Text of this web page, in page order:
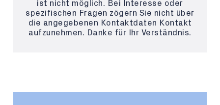
ist nicht möglich. Bei Interesse oder
spezifischen Fragen zögern Sie nicht über
die angegebenen Kontaktdaten Kontakt
aufzunehmen. Danke für Ihr Verständnis.